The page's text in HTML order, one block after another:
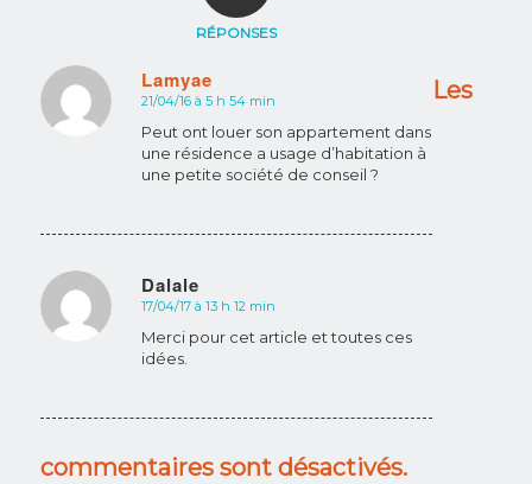
RÉPONSES
Lamyae
dit
21/04/16 à 5 h 54 min
Peut ont louer son appartement dans
une résidence a usage d’habitation à
une petite société de conseil ?
Dalale
dit
17/04/17 à 13 h 12 min
Merci pour cet article et toutes ces
idées.
Les
commentaires sont désactivés.